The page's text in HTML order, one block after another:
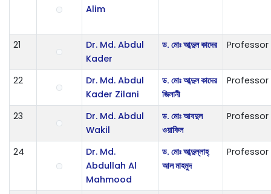
Alim
21
Dr. Md. Abdul
Kader
ড. মোঃ আব্দুল কাদের Professor
22
Dr. Md. Abdul
Kader Zilani
ড. মোঃ আব্দুল কাদের
জিলানী
Professor
23
Dr. Md. Abdul
Wakil
ড. মোঃ আবদুল
ওয়াকিল
Professor
24
Dr. Md.
Abdullah Al
Mahmood
ড. মোঃ আব্দুল্লাহ্
আল মাহমুদ
Professor